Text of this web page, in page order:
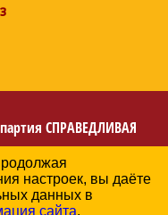
СПРАВЕДЛИВАЯ
Северная
настроек, вы даёте
данных в
сайта.